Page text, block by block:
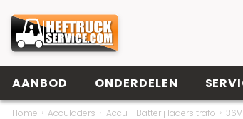
AANBOD ONDERDELEN
Home Acculaders Accu - Batterij laders trafo 36V